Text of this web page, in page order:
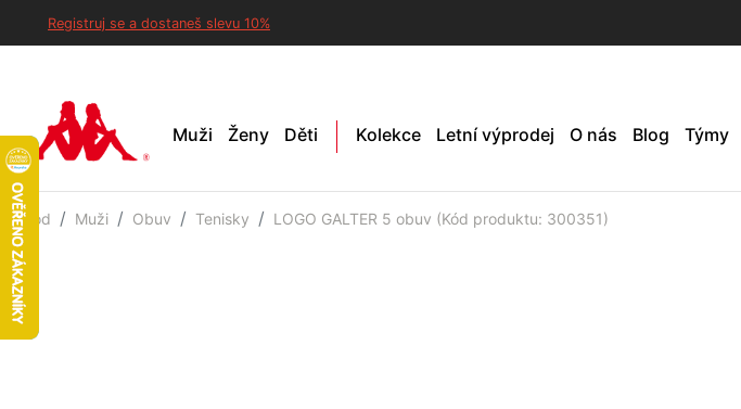
Registruj se a dostaneš slevu 10%
Muži Ženy Děti Kolekce Letní výprodej O nás Blog Týmy
Úvod Muži Obuv Tenisky LOGO GALTER 5 obuv (Kód produktu: 300351)